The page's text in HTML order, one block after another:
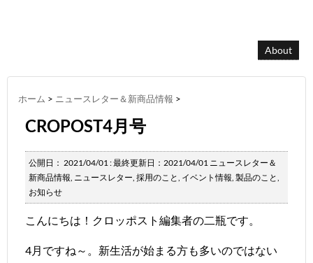
About
ホーム > ニュースレター＆新商品情報 >
CROPOST4月号
公開日： 2021/04/01: 最終更新日：2021/04/01 ニュースレター＆
新商品情報, ニュースレター, 採用のこと, イベント情報, 製品のこと,
お知らせ
こんにちは！クロッポスト編集者の二瓶です。
4月ですね～。新生活が始まる方も多いのではない